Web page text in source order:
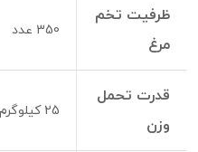
ظرفیت تخم
مرغ
350 عدد
قدرت تحمل
وزن
25 کیلوگرم